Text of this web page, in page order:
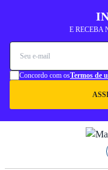
E RECEBA
Concordo com osTermos de